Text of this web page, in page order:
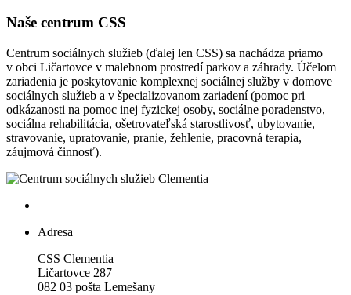
Naše centrum CSS
Centrum sociálnych služieb (ďalej len CSS) sa nachádza priamo
v obci Ličartovce v malebnom prostredí parkov a záhrady. Účelom
zariadenia je poskytovanie komplexnej sociálnej služby v domove
sociálnych služieb a v špecializovanom zariadení (pomoc pri
odkázanosti na pomoc inej fyzickej osoby, sociálne poradenstvo,
sociálna rehabilitácia, ošetrovateľská starostlivosť, ubytovanie,
stravovanie, upratovanie, pranie, žehlenie, pracovná terapia,
záujmová činnosť).
Adresa
CSS Clementia
Ličartovce 287
082 03 pošta Lemešany